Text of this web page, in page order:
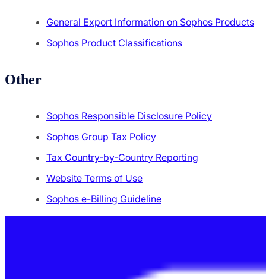
General Export Information on Sophos Products
Sophos Product Classifications
Other
Sophos Responsible Disclosure Policy
Sophos Group Tax Policy
Tax Country-by-Country Reporting
Website Terms of Use
Sophos e-Billing Guideline